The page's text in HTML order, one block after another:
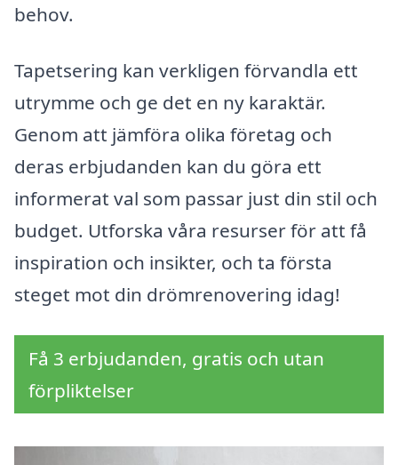
behov.
Tapetsering kan verkligen förvandla ett
utrymme och ge det en ny karaktär.
Genom att jämföra olika företag och
deras erbjudanden kan du göra ett
informerat val som passar just din stil och
budget. Utforska våra resurser för att få
inspiration och insikter, och ta första
steget mot din drömrenovering idag!
Få 3 erbjudanden, gratis och utan
förpliktelser